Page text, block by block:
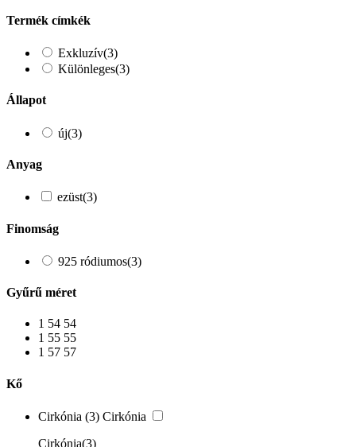
Termék címkék
Exkluzív(3)
Különleges(3)
Állapot
új(3)
Anyag
ezüst(3)
Finomság
925 ródiumos(3)
Gyűrű méret
1 54 54
1 55 55
1 57 57
Kő
Cirkónia (3) Cirkónia
Cirkónia(3)